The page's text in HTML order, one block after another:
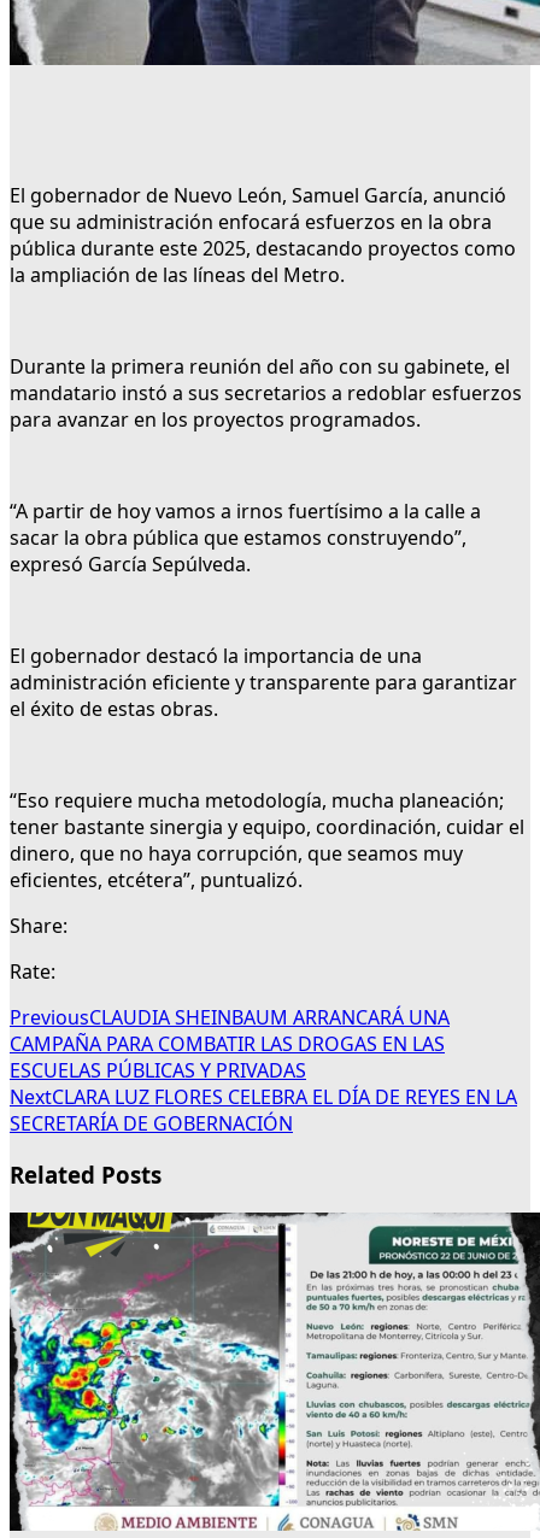
El gobernador de Nuevo León, Samuel García, anunció
que su administración enfocará esfuerzos en la obra
pública durante este 2025, destacando proyectos como
la ampliación de las líneas del Metro.
Durante la primera reunión del año con su gabinete, el
mandatario instó a sus secretarios a redoblar esfuerzos
para avanzar en los proyectos programados.
“A partir de hoy vamos a irnos fuertísimo a la calle a
sacar la obra pública que estamos construyendo”,
expresó García Sepúlveda.
El gobernador destacó la importancia de una
administración eficiente y transparente para garantizar
el éxito de estas obras.
“Eso requiere mucha metodología, mucha planeación;
tener bastante sinergia y equipo, coordinación, cuidar el
dinero, que no haya corrupción, que seamos muy
eficientes, etcétera”, puntualizó.
Share:
Rate:
PreviousCLAUDIA SHEINBAUM ARRANCARÁ UNA
CAMPAÑA PARA COMBATIR LAS DROGAS EN LAS
ESCUELAS PÚBLICAS Y PRIVADAS
NextCLARA LUZ FLORES CELEBRA EL DÍA DE REYES EN LA
SECRETARÍA DE GOBERNACIÓN
Related Posts